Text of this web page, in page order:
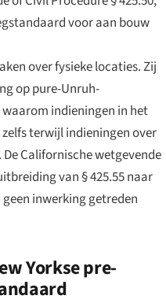
voor aan bouw
over fysieke locaties. Zij
op pure-Unruh-
indieningen in het
terwijl indieningen over
Californische wetgevende
van § 425.55 naar
inwerking getreden
Yorkse pre-